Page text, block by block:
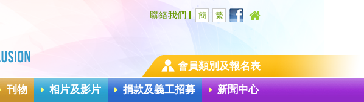
聯絡我們 簡 繁
會員類別及報名表
刊物 相片及影片 捐款及義工招募 新聞中心